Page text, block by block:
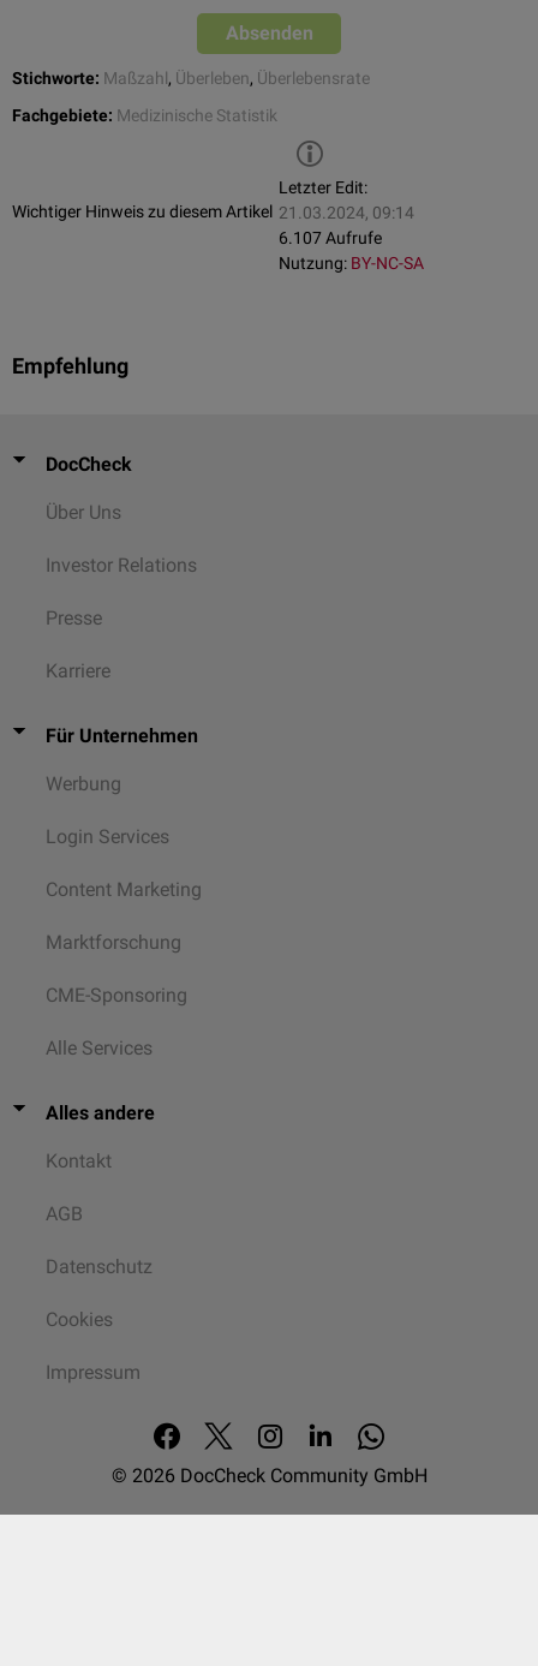
Absenden
Stichworte: Maßzahl , Überleben, Überlebensrate
Fachgebiete: Medizinische Statistik
Wichtiger Hinweis zu diesem Artikel
Letzter Edit:
21.03.2024, 09:14
6.107 Aufrufe
Nutzung: BY-NC-SA
Empfehlung
DocCheck
Über Uns
Investor Relations
Presse
Karriere
Für Unternehmen
Werbung
Login Services
Content Marketing
Marktforschung
CME-Sponsoring
Alle Services
Alles andere
Kontakt
AGB
Datenschutz
Cookies
Impressum
© 2026 DocCheck Community GmbH